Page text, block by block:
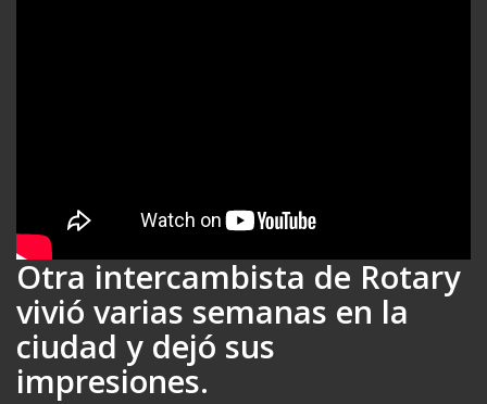
Otra intercambista de Rotary
vivió varias semanas en la
ciudad y dejó sus
impresiones.